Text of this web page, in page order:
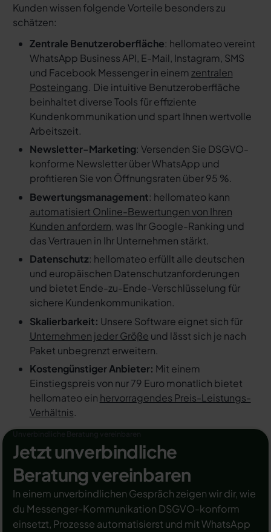
Kunden wissen folgende Vorteile besonders zu
schätzen:
Zentrale Benutzeroberfläche: hellomateo vereint
WhatsApp Business API, E-Mail, Instagram, SMS
und Facebook Messenger in einem zentralen
Posteingang. Die intuitive Benutzeroberfläche
beinhaltet diverse Tools für effiziente
Kundenkommunikation und spart Ihnen wertvolle
Arbeitszeit.
Newsletter-Marketing: Versenden Sie DSGVO-
konforme Newsletter über WhatsApp und
profitieren Sie von Öffnungsraten über 95 %.
Bewertungsmanagement: hellomateo kann
automatisiert Online-Bewertungen von Ihren
Kunden anfordern, was Ihr Google-Ranking und
das Vertrauen in Ihr Unternehmen stärkt.
Datenschutz: hellomateo erfüllt alle deutschen
und europäischen Datenschutzanforderungen
und bietet Ende-zu-Ende-Verschlüsselung für
sichere Kundenkommunikation.
Skalierbarkeit: Unsere Software eignet sich für
Unternehmen jeder Größe und lässt sich je nach
Paket unbegrenzt erweitern.
Kostengünstiger Anbieter: Mit einem
Einstiegspreis von nur 79 Euro monatlich bietet
hellomateo ein hervorragendes Preis-Leistungs-
Verhältnis.
Jetzt unverbindliche
Beratung vereinbaren
In einem unverbindlichen Gespräch zeigen wir dir, wie
du Messenger-Kommunikation DSGVO-konform
einsetzt, Prozesse automatisierst und mit WhatsApp